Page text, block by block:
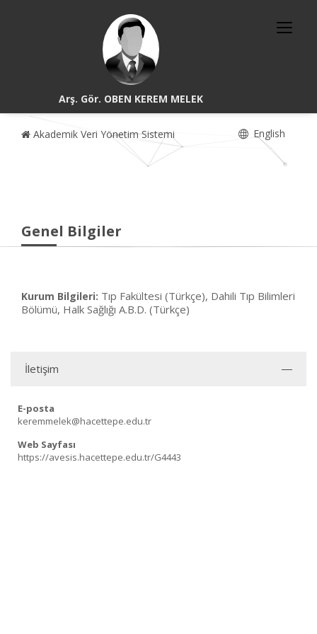
Arş. Gör. OBEN KEREM MELEK
Akademik Veri Yönetim Sistemi English
Genel Bilgiler
Kurum Bilgileri: Tıp Fakültesi (Türkçe), Dahili Tıp Bilimleri
Bölümü, Halk Sağlığı A.B.D. (Türkçe)
İletişim
E-posta
keremmelek@hacettepe.edu.tr
Web Sayfası
https://avesis.hacettepe.edu.tr/G4443